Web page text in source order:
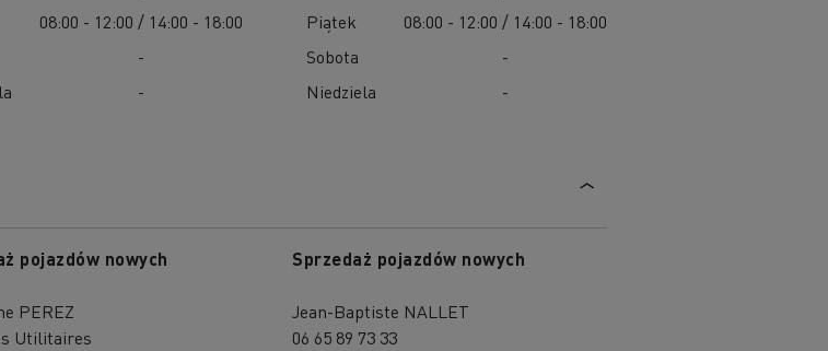
08:00 - 12:00 / 14:00 - 18:00
-
-
Piątek
08:00 - 12:00 / 14:00 - 18:00
Sobota
-
Niedziela
-
pojazdów nowych
PEREZ
Utilitaires
Sprzedaż pojazdów nowych
Jean-Baptiste NALLET
06 65 89 73 33